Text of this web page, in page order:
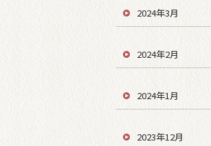
2024年3月
2024年2月
2024年1月
2023年12月